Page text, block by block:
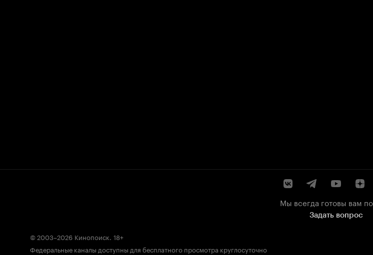
Мы всегда готовы вам
Задать вопрос
© 2003–2026 Кинопоиск. 18+
Федеральные каналы доступны для бесплатного просмотра круглосуточно